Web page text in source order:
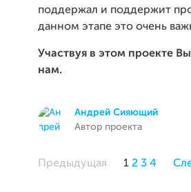
поддержал и поддержит
данном этапе это очень
Участвуя в этом проекте
нам.
Андрей Сияющий
Автор проекта
Предыдущая 1 2 3 4